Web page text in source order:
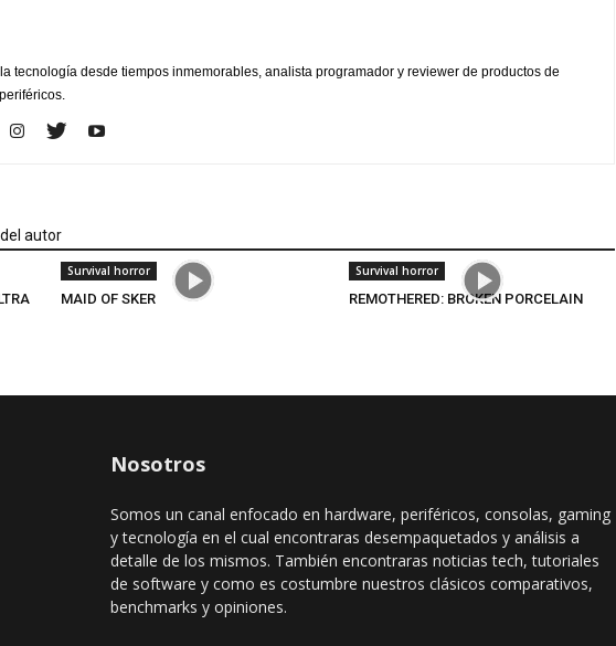
tecnología desde tiempos inmemorables, analista programador y reviewer de productos de
autor
Survival horror
MAID OF SKER
Survival horror
REMOTHERED: BROKEN PORCELAIN
Nosotros
Somos un canal enfocado en hardware, periféricos, consolas, gaming
y tecnología en el cual encontraras desempaquetados y análisis a
detalle de los mismos. También encontraras noticias tech, tutoriales
de software y como es costumbre nuestros clásicos comparativos,
benchmarks y opiniones.